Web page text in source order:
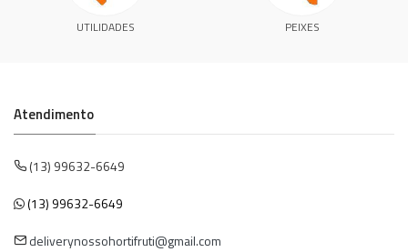
UTILIDADES PEIXES
Atendimento
(13) 99632-6649
(13) 99632-6649
deliverynossohortifruti@gmail.com